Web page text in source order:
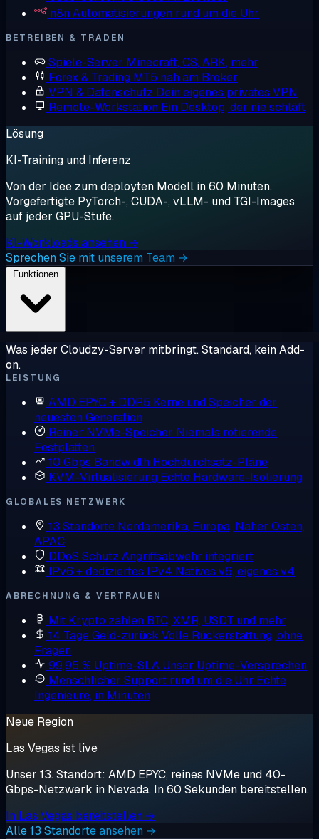
n8n Automatisierungen rund um die Uhr
BETREIBEN & TRADEN
Spiele-Server Minecraft, CS, ARK, mehr
Forex & Trading MT5 nah am Broker
VPN & Datenschutz Dein eigenes privates VPN
Remote-Workstation Ein Desktop, der nie schläft
Lösung
KI-Training und Inferenz
Von der Idee zum deployten Modell in 60 Minuten.
Vorgefertigte PyTorch-, CUDA-, vLLM- und TGI-Images
auf jeder GPU-Stufe.
KI-Workloads ansehen →
Sprechen Sie mit unserem Team →
Was jeder Cloudzy-Server mitbringt. Standard, kein Add-
on.
LEISTUNG
AMD EPYC + DDR5 Kerne und Speicher der
neuesten Generation
Reiner NVMe-Speicher Niemals rotierende
Festplatten
10 Gbps Bandwidth Hochdurchsatz-Pläne
KVM-Virtualisierung Echte Hardware-Isolierung
GLOBALES NETZWERK
13 Standorte Nordamerika, Europa, Naher Osten,
APAC
DDoS Schutz Angriffsabwehr integriert
IPv6 + dediziertes IPv4 Natives v6, eigenes v4
ABRECHNUNG & VERTRAUEN
Mit Krypto zahlen BTC, XMR, USDT und mehr
14 Tage Geld-zurück Volle Rückerstattung, ohne
Fragen
99,95 % Uptime-SLA Unser Uptime-Versprechen
Menschlicher Support rund um die Uhr Echte
Ingenieure, in Minuten
Neue Region
Las Vegas ist live
Unser 13. Standort: AMD EPYC, reines NVMe und 40-
Gbps-Netzwerk in Nevada. In 60 Sekunden bereitstellen.
In Las Vegas bereitstellen →
Alle 13 Standorte ansehen →